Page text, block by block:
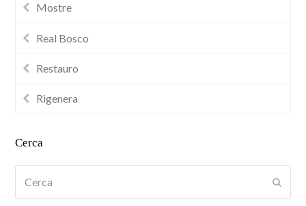
Mostre
Real Bosco
Restauro
Rigenera
Cerca